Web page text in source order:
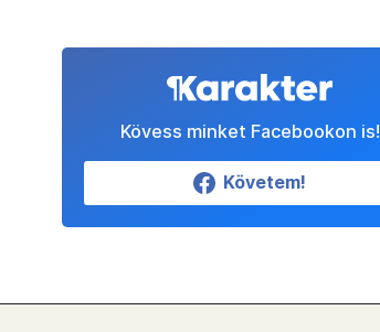
Kövess minket Facebookon is!
Követem!